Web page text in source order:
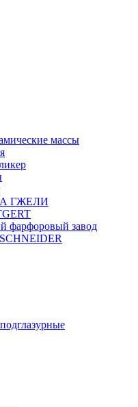
массы
ГЖЕЛИ
фарфоровый завод